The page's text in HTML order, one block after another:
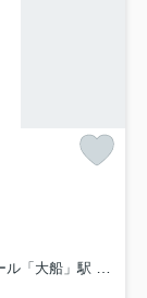
船」駅 徒歩13分